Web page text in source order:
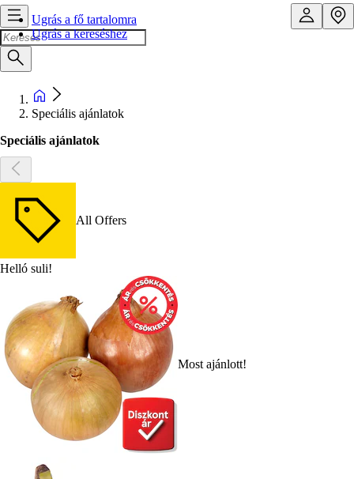
Ugrás a fő tartalomra
Ugrás a kereséshez
Speciális ajánlatok
Speciális ajánlatok
All Offers
Helló suli!
Most ajánlott!